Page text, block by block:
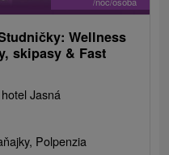
Wellness
skipasy & Fast
Jasná
Polpenzia